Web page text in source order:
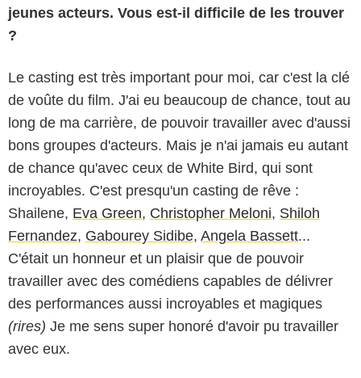
jeunes acteurs. Vous est-il difficile de les trouver
?
Le casting est très important pour moi, car c'est la clé
de voûte du film. J'ai eu beaucoup de chance, tout au
long de ma carrière, de pouvoir travailler avec d'aussi
bons groupes d'acteurs. Mais je n'ai jamais eu autant
de chance qu'avec ceux de White Bird, qui sont
incroyables. C'est presqu'un casting de rêve :
Shailene, Eva Green, Christopher Meloni, Shiloh
Fernandez, Gabourey Sidibe, Angela Bassett...
C'était un honneur et un plaisir que de pouvoir
travailler avec des comédiens capables de délivrer
des performances aussi incroyables et magiques
(rires) Je me sens super honoré d'avoir pu travailler
avec eux.